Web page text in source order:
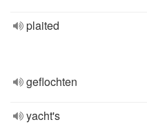
plaited
geflochten
yacht's